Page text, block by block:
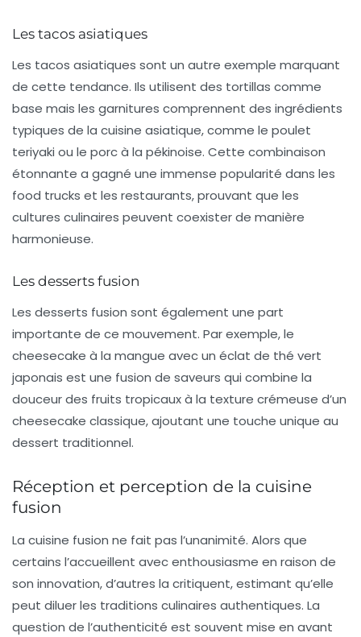
Les tacos asiatiques
Les tacos asiatiques sont un autre exemple marquant
de cette tendance. Ils utilisent des tortillas comme
base mais les garnitures comprennent des ingrédients
typiques de la cuisine asiatique, comme le poulet
teriyaki ou le porc à la pékinoise. Cette combinaison
étonnante a gagné une immense popularité dans les
food trucks et les restaurants, prouvant que les
cultures culinaires peuvent coexister de manière
harmonieuse.
Les desserts fusion
Les desserts fusion sont également une part
importante de ce mouvement. Par exemple, le
cheesecake à la mangue avec un éclat de thé vert
japonais est une fusion de saveurs qui combine la
douceur des fruits tropicaux à la texture crémeuse d’un
cheesecake classique, ajoutant une touche unique au
dessert traditionnel.
Réception et perception de la cuisine
fusion
La cuisine fusion ne fait pas l’unanimité. Alors que
certains l’accueillent avec enthousiasme en raison de
son innovation, d’autres la critiquent, estimant qu’elle
peut diluer les traditions culinaires authentiques. La
question de l’authenticité est souvent mise en avant